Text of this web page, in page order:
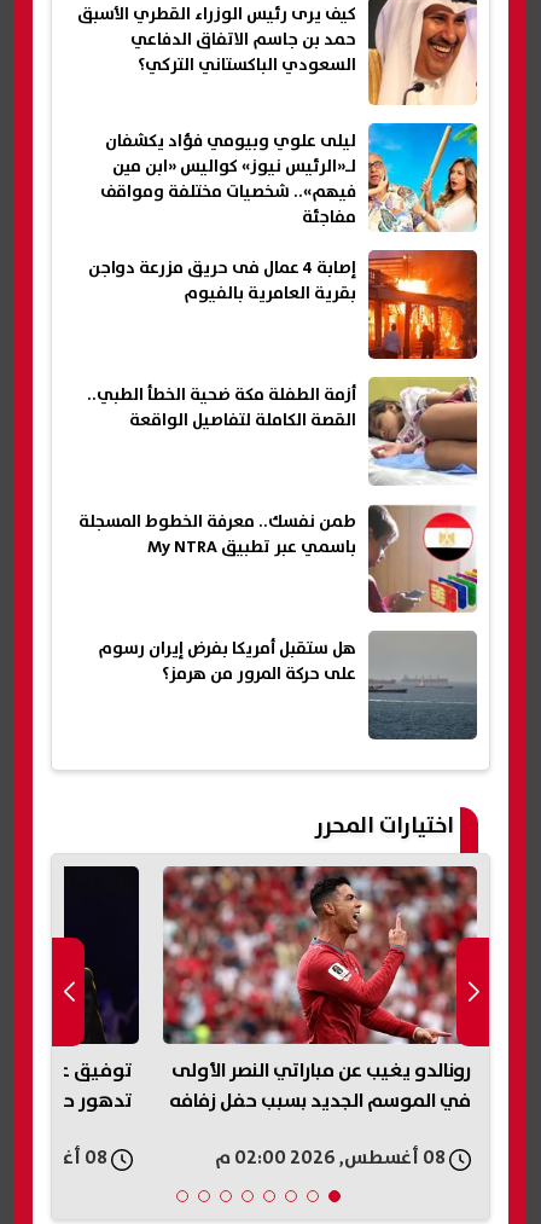
كيف يرى رئيس الوزراء القطري الأسبق
حمد بن جاسم الاتفاق الدفاعي
السعودي الباكستاني التركي؟
ليلى علوي وبيومي فؤاد يكشفان
لـ«الرئيس نيوز» كواليس «ابن مين
فيهم».. شخصيات مختلفة ومواقف
مفاجئة
إصابة 4 عمال فى حريق مزرعة دواجن
بقرية العامرية بالفيوم
أزمة الطفلة مكة ضحية الخطأ الطبي..
القصة الكاملة لتفاصيل الواقعة
طمن نفسك.. معرفة الخطوط المسجلة
باسمي عبر تطبيق My NTRA
هل ستقبل أمريكا بفرض إيران رسوم
على حركة المرور من هرمز؟
اختيارات المحرر
رونالدو يغيب عن مباراتي النصر الأولى
في الموسم الجديد بسبب حفل زفافه
توفيق عبد
تدهور حالته